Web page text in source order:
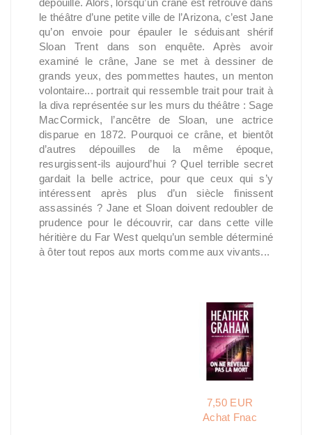
dépouille. Alors, lorsqu’un crâne est retrouvé dans
le théâtre d’une petite ville de l’Arizona, c’est Jane
qu’on envoie pour épauler le séduisant shérif
Sloan Trent dans son enquête. Après avoir
examiné le crâne, Jane se met à dessiner de
grands yeux, des pommettes hautes, un menton
volontaire... portrait qui ressemble trait pour trait à
la diva représentée sur les murs du théâtre : Sage
MacCormick, l’ancêtre de Sloan, une actrice
disparue en 1872. Pourquoi ce crâne, et bientôt
d’autres dépouilles de la même époque,
resurgissent-ils aujourd’hui ? Quel terrible secret
gardait la belle actrice, pour que ceux qui s’y
intéressent après plus d’un siècle finissent
assassinés ? Jane et Sloan doivent redoubler de
prudence pour le découvrir, car dans cette ville
héritière du Far West quelqu’un semble déterminé
à ôter tout repos aux morts comme aux vivants...
7,50 EUR
Achat Fnac